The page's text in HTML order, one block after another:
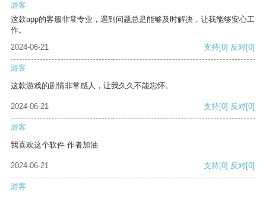
游客
这款app的客服非常专业，遇到问题总是能够及时解决，让我能够安心工
作。
2024-06-21
支持[0] 反对[0]
游客
这款游戏的剧情非常感人，让我久久不能忘怀。
2024-06-21 支持[0] 反对[0]
游客
我喜欢这个软件 作者加油
2024-06-21 支持[0] 反对[0]
游客